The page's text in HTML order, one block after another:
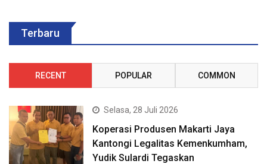
Terbaru
RECENT POPULAR COMMON
Selasa, 28 Juli 2026
Koperasi Produsen Makarti Jaya
Kantongi Legalitas Kemenkumham,
Yudik Sulardi Tegaskan